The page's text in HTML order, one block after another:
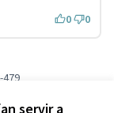
servir a
0 0
479